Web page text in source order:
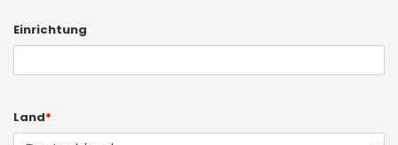
Einrichtung
Land*